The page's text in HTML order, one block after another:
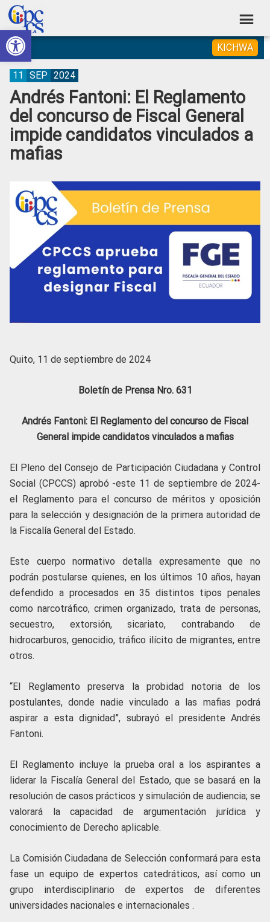
Abrir barra de herramientas
Skip
to
primary
navigation
Skip
to
main
content
Skip
to
primary
sidebar
Skip
to
footer
Consejo
de
Participación
Ciudadana
Control
Social
Construyendo
Poder
Ciudadano
KICHWA
Andrés Fantoni: El Reglamento
del concurso de Fiscal General
impide candidatos vinculados a
mafias
11 SEP 2024
Quito, 11 de septiembre de 2024
Boletín de Prensa Nro. 631
Andrés Fantoni: El Reglamento del concurso de Fiscal
General impide candidatos vinculados a mafias
El Pleno del Consejo de Participación Ciudadana y Control
Social (CPCCS) aprobó -este 11 de septiembre de 2024-
el Reglamento para el concurso de méritos y oposición
para la selección y designación de la primera autoridad de
la Fiscalía General del Estado.
Este cuerpo normativo detalla expresamente que no
podrán postularse quienes, en los últimos 10 años, hayan
defendido a procesados en 35 distintos tipos penales
como narcotráfico, crimen organizado, trata de personas,
secuestro, extorsión, sicariato, contrabando de
hidrocarburos, genocidio, tráfico ilícito de migrantes, entre
otros.
“El Reglamento preserva la probidad notoria de los
postulantes, donde nadie vinculado a las mafias podrá
aspirar a esta dignidad”, subrayó el presidente Andrés
Fantoni.
El Reglamento incluye la prueba oral a los aspirantes a
liderar la Fiscalía General del Estado, que se basará en la
resolución de casos prácticos y simulación de audiencia; se
valorará la capacidad de argumentación jurídica y
conocimiento de Derecho aplicable.
La Comisión Ciudadana de Selección conformará para esta
fase un equipo de expertos catedráticos, así como un
grupo interdisciplinario de expertos de diferentes
universidades nacionales e internacionales .